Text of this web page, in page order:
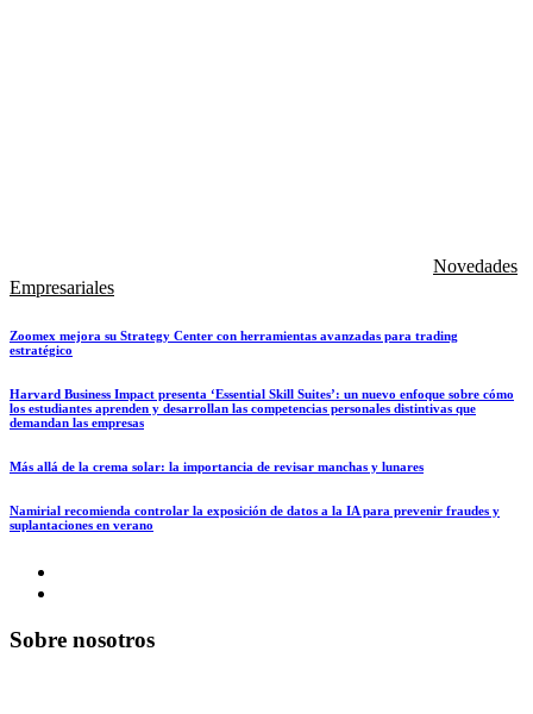
Novedades
Empresariales
Zoomex mejora su Strategy Center con herramientas avanzadas para trading
estratégico
Harvard Business Impact presenta ‘Essential Skill Suites’: un nuevo enfoque sobre cómo
los estudiantes aprenden y desarrollan las competencias personales distintivas que
demandan las empresas
Más allá de la crema solar: la importancia de revisar manchas y lunares
Namirial recomienda controlar la exposición de datos a la IA para prevenir fraudes y
suplantaciones en verano
Sobre nosotros